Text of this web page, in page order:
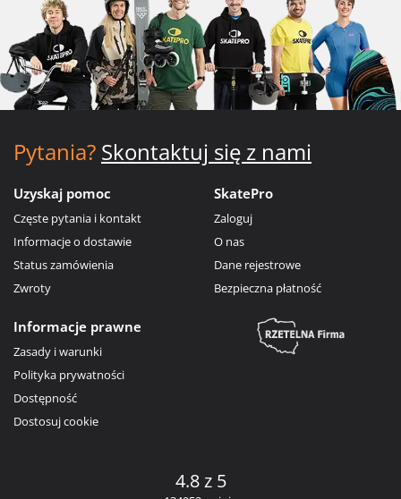
Pytania? Skontaktuj się z nami
Uzyskaj pomoc
Częste pytania i kontakt
Informacje o dostawie
Status zamówienia
Zwroty
SkatePro
Zaloguj
O nas
Dane rejestrowe
Bezpieczna płatność
Informacje prawne
Zasady i warunki
Polityka prywatności
Dostępność
Dostosuj cookie
4.8 z 5